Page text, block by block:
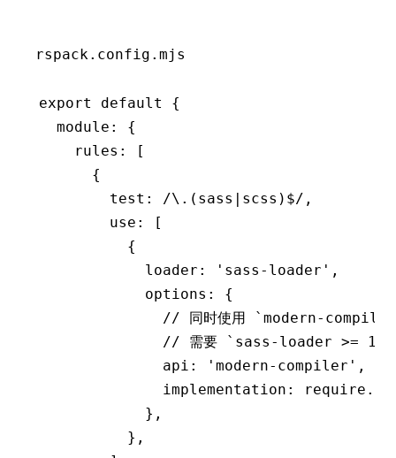
rspack.config.mjs
export default
{
  module
:
{
    rules
:
[
      {
        test
: /\.(sass | scss) $/ ,
        use
:
[
          {
            loader
: 'sass-loader' ,
            options
:
{
// 同时使用 `modern-
// 需要 `sass-loader >=
              api
: 'modern-compiler' ,
              implementation
: require
            }
,
          }
,